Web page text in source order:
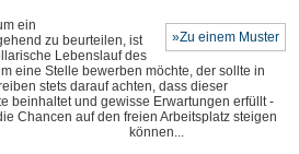
»Zu einem Muster
ein
zu beurteilen, ist
Lebenslauf des
eine Stelle bewerben möchte, der sollte in
stets darauf achten, dass dieser
beinhaltet und gewisse Erwartungen erfüllt -
Chancen auf den freien Arbeitsplatz steigen
können...